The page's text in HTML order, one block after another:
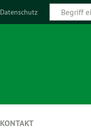
Datenschutz
KONTAKT